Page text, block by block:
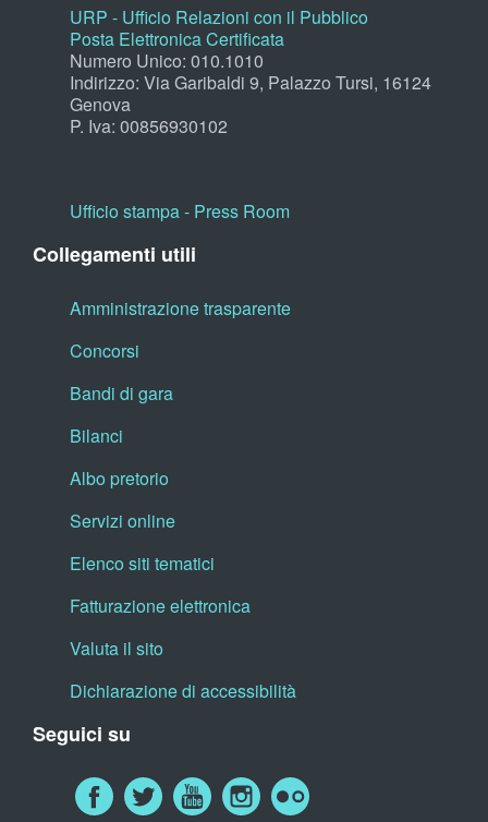
URP - Ufficio Relazioni con il Pubblico
Posta Elettronica Certificata
Numero Unico: 010.1010
Indirizzo: Via Garibaldi 9, Palazzo Tursi, 16124
Genova
P. Iva: 00856930102
Ufficio stampa - Press Room
Collegamenti utili
Amministrazione trasparente
Concorsi
Bandi di gara
Bilanci
Albo pretorio
Servizi online
Elenco siti tematici
Fatturazione elettronica
Valuta il sito
Dichiarazione di accessibilità
Seguici su